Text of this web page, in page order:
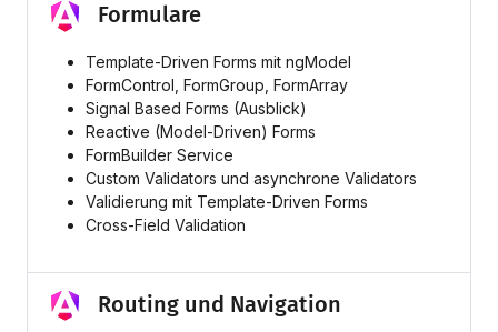
Formulare
Template-Driven Forms mit ngModel
FormControl, FormGroup, FormArray
Signal Based Forms (Ausblick)
Reactive (Model-Driven) Forms
FormBuilder Service
Custom Validators und asynchrone Validators
Validierung mit Template-Driven Forms
Cross-Field Validation
Routing und Navigation